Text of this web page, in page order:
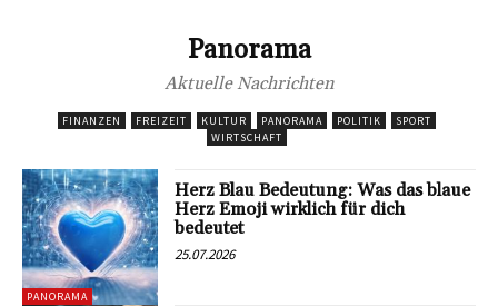
Panorama
Aktuelle Nachrichten
FINANZEN FREIZEIT KULTUR PANORAMA POLITIK
SPORT
WIRTSCHAFT
PANORAMA
Herz Blau Bedeutung: Was das blaue
Herz Emoji wirklich für dich
bedeutet
25.07.2026